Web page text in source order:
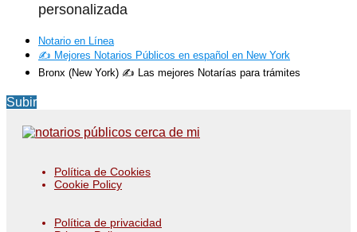
personalizada
Notario en Línea
✍️ Mejores Notarios Públicos en español en New York
Bronx (New York) ✍️ Las mejores Notarías para trámites
Subir
Política de Cookies
Cookie Policy
Política de privacidad